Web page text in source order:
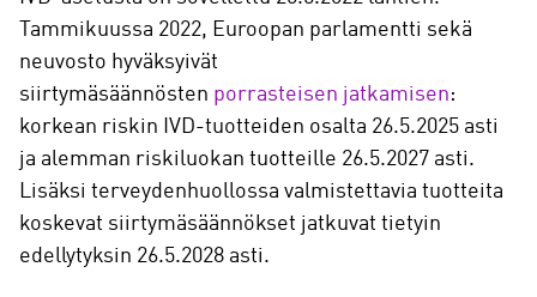
Tammikuussa 2022, Euroopan parlamentti sekä
neuvosto hyväksyivät
siirtymäsäännösten porrasteisen jatkamisen:
korkean riskin IVD-tuotteiden osalta 26.5.2025 asti
ja alemman riskiluokan tuotteille 26.5.2027 asti.
Lisäksi terveydenhuollossa valmistettavia tuotteita
koskevat siirtymäsäännökset jatkuvat tietyin
edellytyksin 26.5.2028 asti.